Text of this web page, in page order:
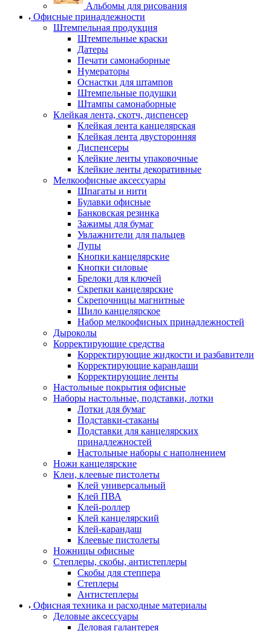
Альбомы для рисования
Офисные принадлежности
Штемпельная продукция
Штемпельные краски
Датеры
Печати самонаборные
Нумераторы
Оснастки для штампов
Штемпельные подушки
Штампы самонаборные
Клейкая лента, скотч, диспенсер
Клейкая лента канцелярская
Клейкая лента двусторонняя
Диспенсеры
Клейкие ленты упаковочные
Клейкие ленты декоративные
Мелкоофисные аксессуары
Шпагаты и нити
Булавки офисные
Банковская резинка
Зажимы для бумаг
Увлажнители для пальцев
Лупы
Кнопки канцелярские
Кнопки силовые
Брелоки для ключей
Скрепки канцелярские
Скрепочницы магнитные
Шило канцелярское
Набор мелкоофисных принадлежностей
Дыроколы
Корректирующие средства
Корректирующие жидкости и разбавители
Корректирующие карандаши
Корректирующие ленты
Настольные покрытия офисные
Наборы настольные, подставки, лотки
Лотки для бумаг
Подставки-стаканы
Подставки для канцелярских
принадлежностей
Настольные наборы с наполнением
Ножи канцелярские
Клеи, клеевые пистолеты
Клей универсальный
Клей ПВА
Клей-роллер
Клей канцелярский
Клей-карандаш
Клеевые пистолеты
Ножницы офисные
Степлеры, скобы, антистеплеры
Скобы для степпера
Степлеры
Антистеплеры
Офисная техника и расходные материалы
Деловые аксессуары
Деловая галантерея